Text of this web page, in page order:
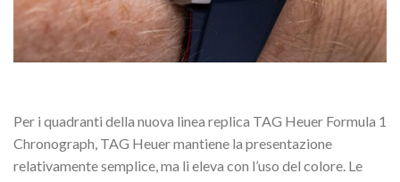
Per i quadranti della nuova linea replica TAG Heuer Formula 1
Chronograph, TAG Heuer mantiene la presentazione
relativamente semplice, ma li eleva con l’uso del colore. Le